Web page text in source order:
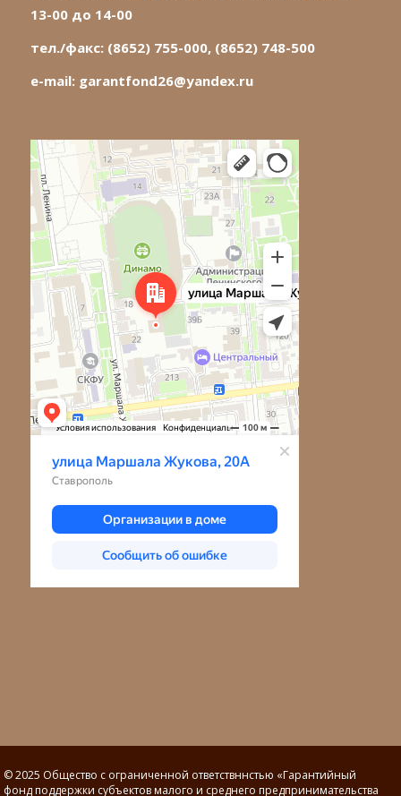
13-00 до 14-00
тел./факс: (8652) 755-000, (8652) 748-500
e-mail: garantfond26@yandex.ru
© 2025 Общество с ограниченной ответствннстью «Гарантийный
фонд поддержки субъектов малого и среднего предпринимательства